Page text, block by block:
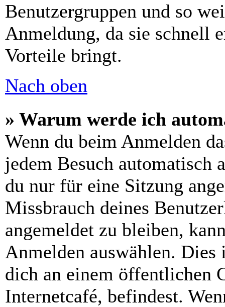
Benutzergruppen und so
Anmeldung, da sie schnell
Vorteile bringt.
Nach oben
» Warum werde ich
Wenn du beim Anmelden
jedem Besuch automatisch
du nur für eine Sitzung
Missbrauch deines
angemeldet zu bleiben,
Anmelden auswählen.
dich an einem öffentlichen
Internetcafé, befindest.